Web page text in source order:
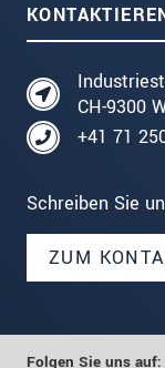
CH-9300
+41 71
Schreiben Sie
ZUM
Folgen Sie uns auf: